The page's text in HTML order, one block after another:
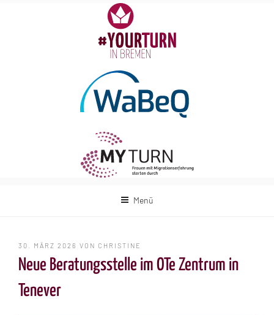
Menü
VERÖFFENTLICHT
30. MÄRZ 2026 VON CHRISTINE
Neue Beratungsstelle im OTe Zentrum in
Tenever